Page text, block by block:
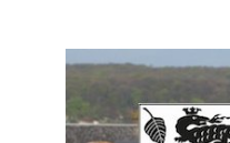
contenu